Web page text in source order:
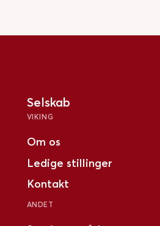
Selskab
VIKING
Om os
Ledige stillinger
Kontakt
ANDET